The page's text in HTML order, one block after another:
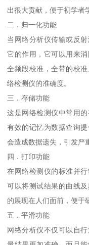
出很大贡献，便于初学者
二．归一化功能
当网络分析仪传输或反
它的作用，它可以用来
全频段校准，全带的校
络检测仪的准确度。
三．存储功能
这是网络检测仪中常用
有效的记忆为数据查询
会造成数据遗失，引发严
四．打印功能
在网络检测仪的标准并
可以将测试结果的曲线
的展现在人们面前，便于
五．平滑功能
网络分析仪不仅可以自